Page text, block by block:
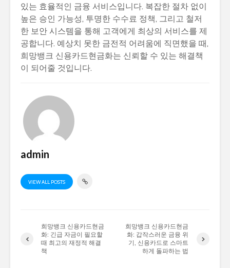
있는 효율적인 금융 서비스입니다. 복잡한 절차 없이
높은 승인 가능성, 투명한 수수료 정책, 그리고 철저
한 보안 시스템을 통해 고객에게 최상의 서비스를 제
공합니다. 예상치 못한 금전적 어려움에 직면했을 때,
희망뱅크 신용카드현금화는 신뢰할 수 있는 해결책
이 되어줄 것입니다.
admin
VIEW ALL POSTS
희망뱅크 신용카드현금
화: 긴급 자금이 필요할
때 최고의 재정적 해결
책
희망뱅크 신용카드현금
화: 갑작스러운 금융 위
기, 신용카드로 스마트
하게 돌파하는 법